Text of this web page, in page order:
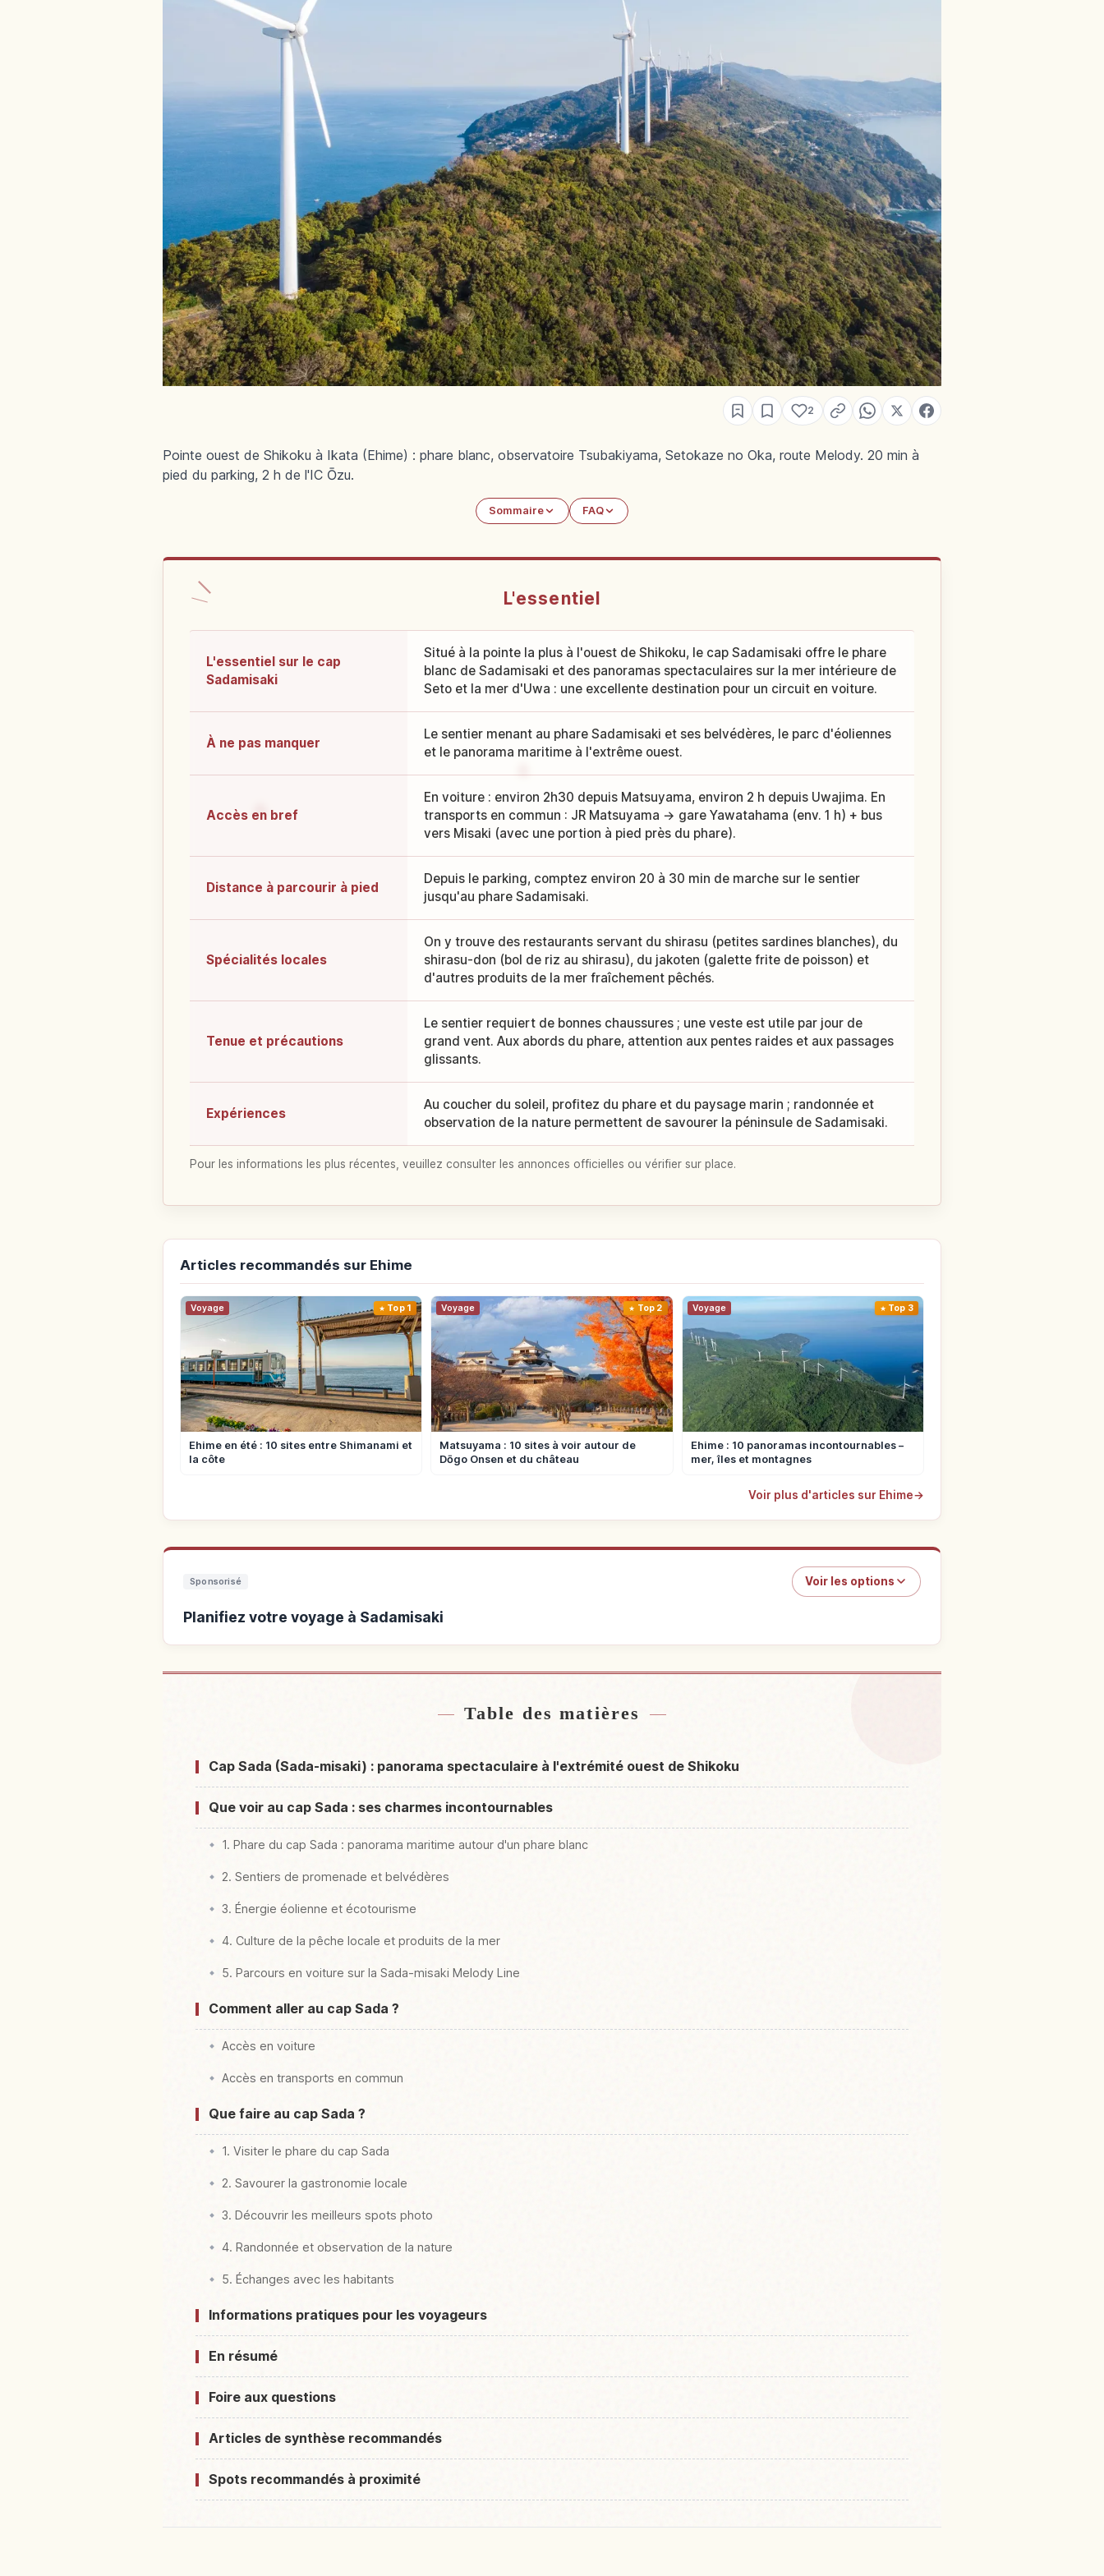
2
Pointe ouest de Shikoku à Ikata (Ehime) : phare blanc, observatoire Tsubakiyama, Setokaze no Oka, route Melody. 20 min à
pied du parking, 2 h de l'IC Ōzu.
Sommaire FAQ
L'essentiel
L'essentiel sur le cap
Sadamisaki
Situé à la pointe la plus à l'ouest de Shikoku, le cap Sadamisaki offre le phare
blanc de Sadamisaki et des panoramas spectaculaires sur la mer intérieure de
Seto et la mer d'Uwa : une excellente destination pour un circuit en voiture.
À ne pas manquer
Le sentier menant au phare Sadamisaki et ses belvédères, le parc d'éoliennes
et le panorama maritime à l'extrême ouest.
Accès en bref
En voiture : environ 2h30 depuis Matsuyama, environ 2 h depuis Uwajima. En
transports en commun : JR Matsuyama → gare Yawatahama (env. 1 h) + bus
vers Misaki (avec une portion à pied près du phare).
Distance à parcourir à pied
Depuis le parking, comptez environ 20 à 30 min de marche sur le sentier
jusqu'au phare Sadamisaki.
Spécialités locales
On y trouve des restaurants servant du shirasu (petites sardines blanches), du
shirasu-don (bol de riz au shirasu), du jakoten (galette frite de poisson) et
d'autres produits de la mer fraîchement pêchés.
Tenue et précautions
Le sentier requiert de bonnes chaussures ; une veste est utile par jour de
grand vent. Aux abords du phare, attention aux pentes raides et aux passages
glissants.
Expériences
Au coucher du soleil, profitez du phare et du paysage marin ; randonnée et
observation de la nature permettent de savourer la péninsule de Sadamisaki.
Pour les informations les plus récentes, veuillez consulter les annonces officielles ou vérifier sur place.
Articles recommandés sur Ehime
Voyage Top 1
Ehime en été : 10 sites entre Shimanami et
la côte
Voyage Top 2
Matsuyama : 10 sites à voir autour de
Dōgo Onsen et du château
Voyage Top 3
Ehime : 10 panoramas incontournables –
mer, îles et montagnes
Voir plus d'articles sur Ehime→
Sponsorisé Voir les options
Planifiez votre voyage à Sadamisaki
Table des matières
Cap Sada (Sada-misaki) : panorama spectaculaire à l'extrémité ouest de Shikoku
Que voir au cap Sada : ses charmes incontournables
1. Phare du cap Sada : panorama maritime autour d'un phare blanc
2. Sentiers de promenade et belvédères
3. Énergie éolienne et écotourisme
4. Culture de la pêche locale et produits de la mer
5. Parcours en voiture sur la Sada-misaki Melody Line
Comment aller au cap Sada ?
Accès en voiture
Accès en transports en commun
Que faire au cap Sada ?
1. Visiter le phare du cap Sada
2. Savourer la gastronomie locale
3. Découvrir les meilleurs spots photo
4. Randonnée et observation de la nature
5. Échanges avec les habitants
Informations pratiques pour les voyageurs
En résumé
Foire aux questions
Articles de synthèse recommandés
Spots recommandés à proximité